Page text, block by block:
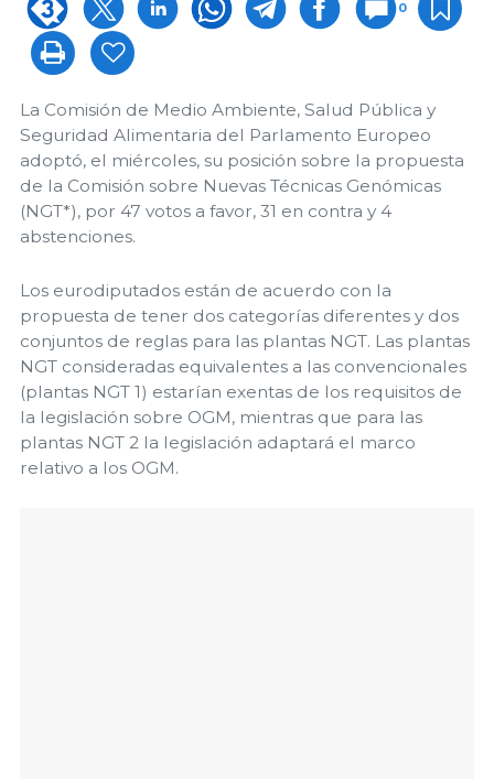
0
La Comisión de Medio Ambiente, Salud Pública y
Seguridad Alimentaria del Parlamento Europeo
adoptó, el miércoles, su posición sobre la propuesta
de la Comisión sobre Nuevas Técnicas Genómicas
(NGT*), por 47 votos a favor, 31 en contra y 4
abstenciones.
Los eurodiputados están de acuerdo con la
propuesta de tener dos categorías diferentes y dos
conjuntos de reglas para las plantas NGT. Las plantas
NGT consideradas equivalentes a las convencionales
(plantas NGT 1) estarían exentas de los requisitos de
la legislación sobre OGM, mientras que para las
plantas NGT 2 la legislación adaptará el marco
relativo a los OGM.